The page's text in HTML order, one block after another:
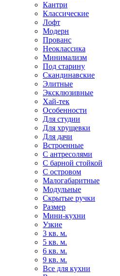
Кантри
Классические
Лофт
Модерн
Прованс
Неоклассика
Минимализм
Под старину
Скандинавские
Элитные
Эксклюзивные
Хай-тек
Особенности
Для студии
Для хрущевки
Для дачи
Встроенные
С антресолями
С барной стойкой
С островом
Малогабаритные
Модульные
Скрытые ручки
Размер
Мини-кухни
Узкие
3 кв. м.
5 кв. м.
6 кв. м.
9 кв. м.
Все для кухни